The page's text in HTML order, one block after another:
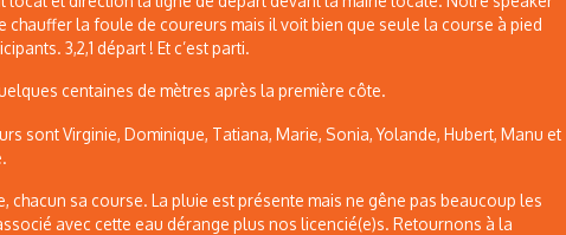
chauffer la foule de coureurs mais il voit bien que seule la course à pied
3,2,1 départ ! Et c’est parti.
centaines de mètres après la première côte.
sont Virginie, Dominique, Tatiana, Marie, Sonia, Yolande, Hubert, Manu et
chacun sa course. La pluie est présente mais ne gêne pas beaucoup les
avec cette eau dérange plus nos licencié(e)s. Retournons à la